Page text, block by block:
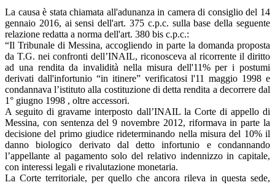
La causa è stata chiamata all'adunanza in camera di consiglio del 14
gennaio 2016, ai sensi dell'art. 375 c.p.c. sulla base della seguente
relazione redatta a norma dell'art. 380 bis c.p.c.:
“Il Tribunale di Messina, accogliendo in parte la domanda proposta
da T.G. nei confronti dell’INAIL, riconosceva al ricorrente il diritto
ad una rendita da invalidità nella misura dell'11% per i postumi
derivati dall'infortunio “in itinere” verificatosi l'11 maggio 1998 e
condannava l’istituto alla costituzione di detta rendita a decorrere dal
1° giugno 1998 , oltre accessori.
A seguito di gravame interposto dall’INAIL la Corte di appello di
Messina, con sentenza del 9 novembre 2012, riformava in parte la
decisione del primo giudice rideterminando nella misura del 10% il
danno biologico derivato dal detto infortunio e condannando
l’appellante al pagamento solo del relativo indennizzo in capitale,
con interessi legali e rivalutazione monetaria.
La Corte territoriale, per quello che ancora rileva in questa sede,